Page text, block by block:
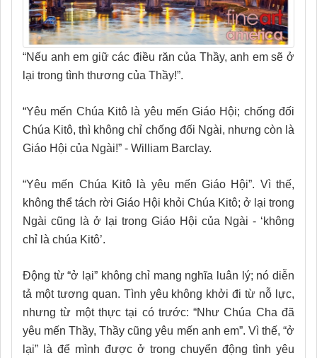
“Nếu anh em giữ các điều răn của Thầy, anh em sẽ ở
lại trong tình thương của Thầy!”.
“Yêu mến Chúa Kitô là yêu mến Giáo Hội; chống đối
Chúa Kitô, thì không chỉ chống đối Ngài, nhưng còn là
Giáo Hội của Ngài!” - William Barclay.
“Yêu mến Chúa Kitô là yêu mến Giáo Hội”. Vì thế,
không thể tách rời Giáo Hội khỏi Chúa Kitô; ở lại trong
Ngài cũng là ở lại trong Giáo Hội của Ngài - ‘không
chỉ là chúa Kitô’.
Động từ “ở lại” không chỉ mang nghĩa luân lý; nó diễn
tả một tương quan. Tình yêu không khởi đi từ nỗ lực,
nhưng từ một thực tại có trước: “Như Chúa Cha đã
yêu mến Thầy, Thầy cũng yêu mến anh em”. Vì thế, “ở
lại” là để mình được ở trong chuyển động tình yêu